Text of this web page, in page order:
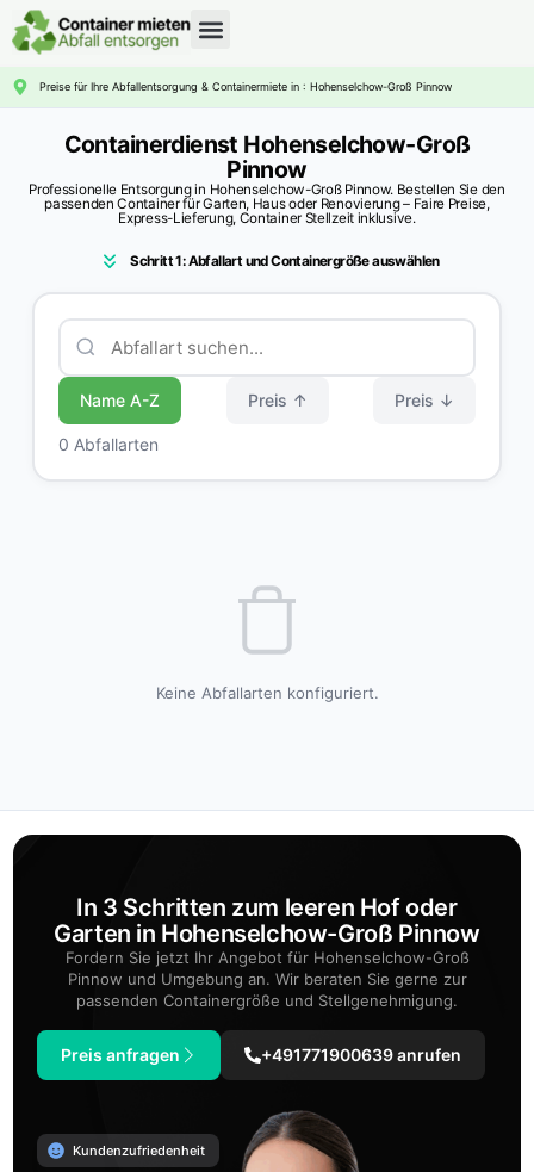
Preise für Ihre Abfallentsorgung & Containermiete in : Hohenselchow-Groß Pinnow
Containerdienst Hohenselchow-Groß
Pinnow
Professionelle Entsorgung in Hohenselchow-Groß Pinnow. Bestellen Sie den
passenden Container für Garten, Haus oder Renovierung – Faire Preise,
Express-Lieferung, Container Stellzeit inklusive.
Schritt 1: Abfallart und Containergröße auswählen
Name A-Z Preis ↑ Preis ↓
0 Abfallarten
Keine Abfallarten konfiguriert.
In 3 Schritten zum leeren Hof oder
Garten in Hohenselchow-Groß Pinnow
Fordern Sie jetzt Ihr Angebot für Hohenselchow-Groß
Pinnow und Umgebung an. Wir beraten Sie gerne zur
passenden Containergröße und Stellgenehmigung.
Preis anfragen +491771900639 anrufen
Kundenzufriedenheit